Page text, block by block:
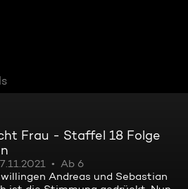
Frau - Staffel 18 Folge
Ab 6
Andreas und Sebastian